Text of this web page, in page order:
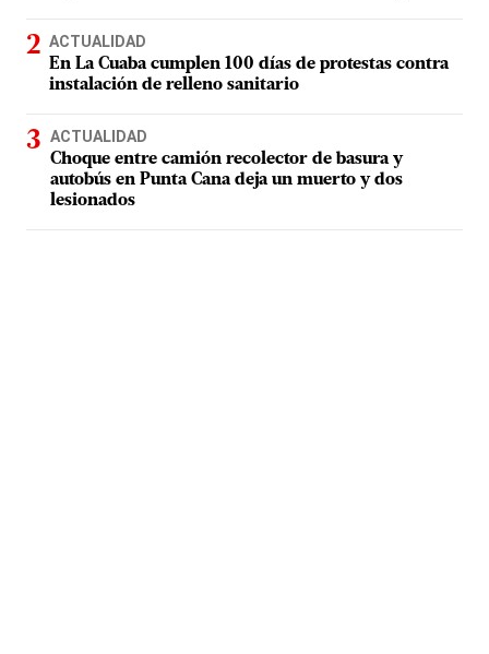
ACTUALIDAD
En La Cuaba cumplen 100 días de protestas contra
instalación de relleno sanitario
ACTUALIDAD
Choque entre camión recolector de basura y
autobús en Punta Cana deja un muerto y dos
lesionados